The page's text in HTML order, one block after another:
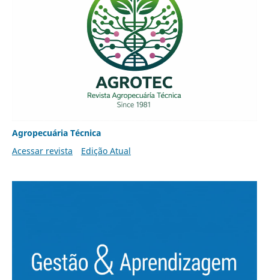
Agropecuária Técnica
Acessar revista
Edição Atual